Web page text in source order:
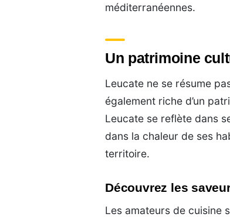
méditerranéennes.
Un patrimoine
Leucate ne se résume
également riche d’un
Leucate se reflète dans
dans la chaleur de ses
territoire.
Découvrez les
Les amateurs de cuisine